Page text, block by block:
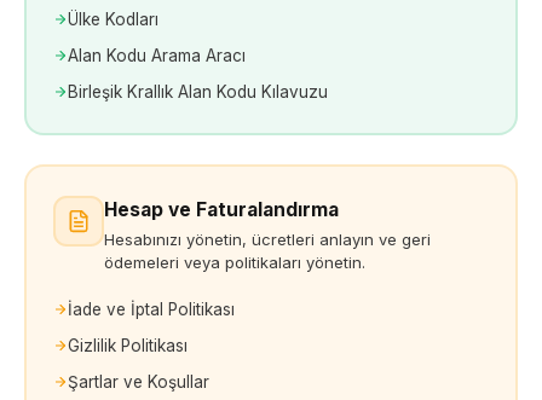
Ülke Kodları
Alan Kodu Arama Aracı
Birleşik Krallık Alan Kodu Kılavuzu
Hesap ve Faturalandırma
Hesabınızı yönetin, ücretleri anlayın ve geri
ödemeleri veya politikaları yönetin.
İade ve İptal Politikası
Gizlilik Politikası
Şartlar ve Koşullar